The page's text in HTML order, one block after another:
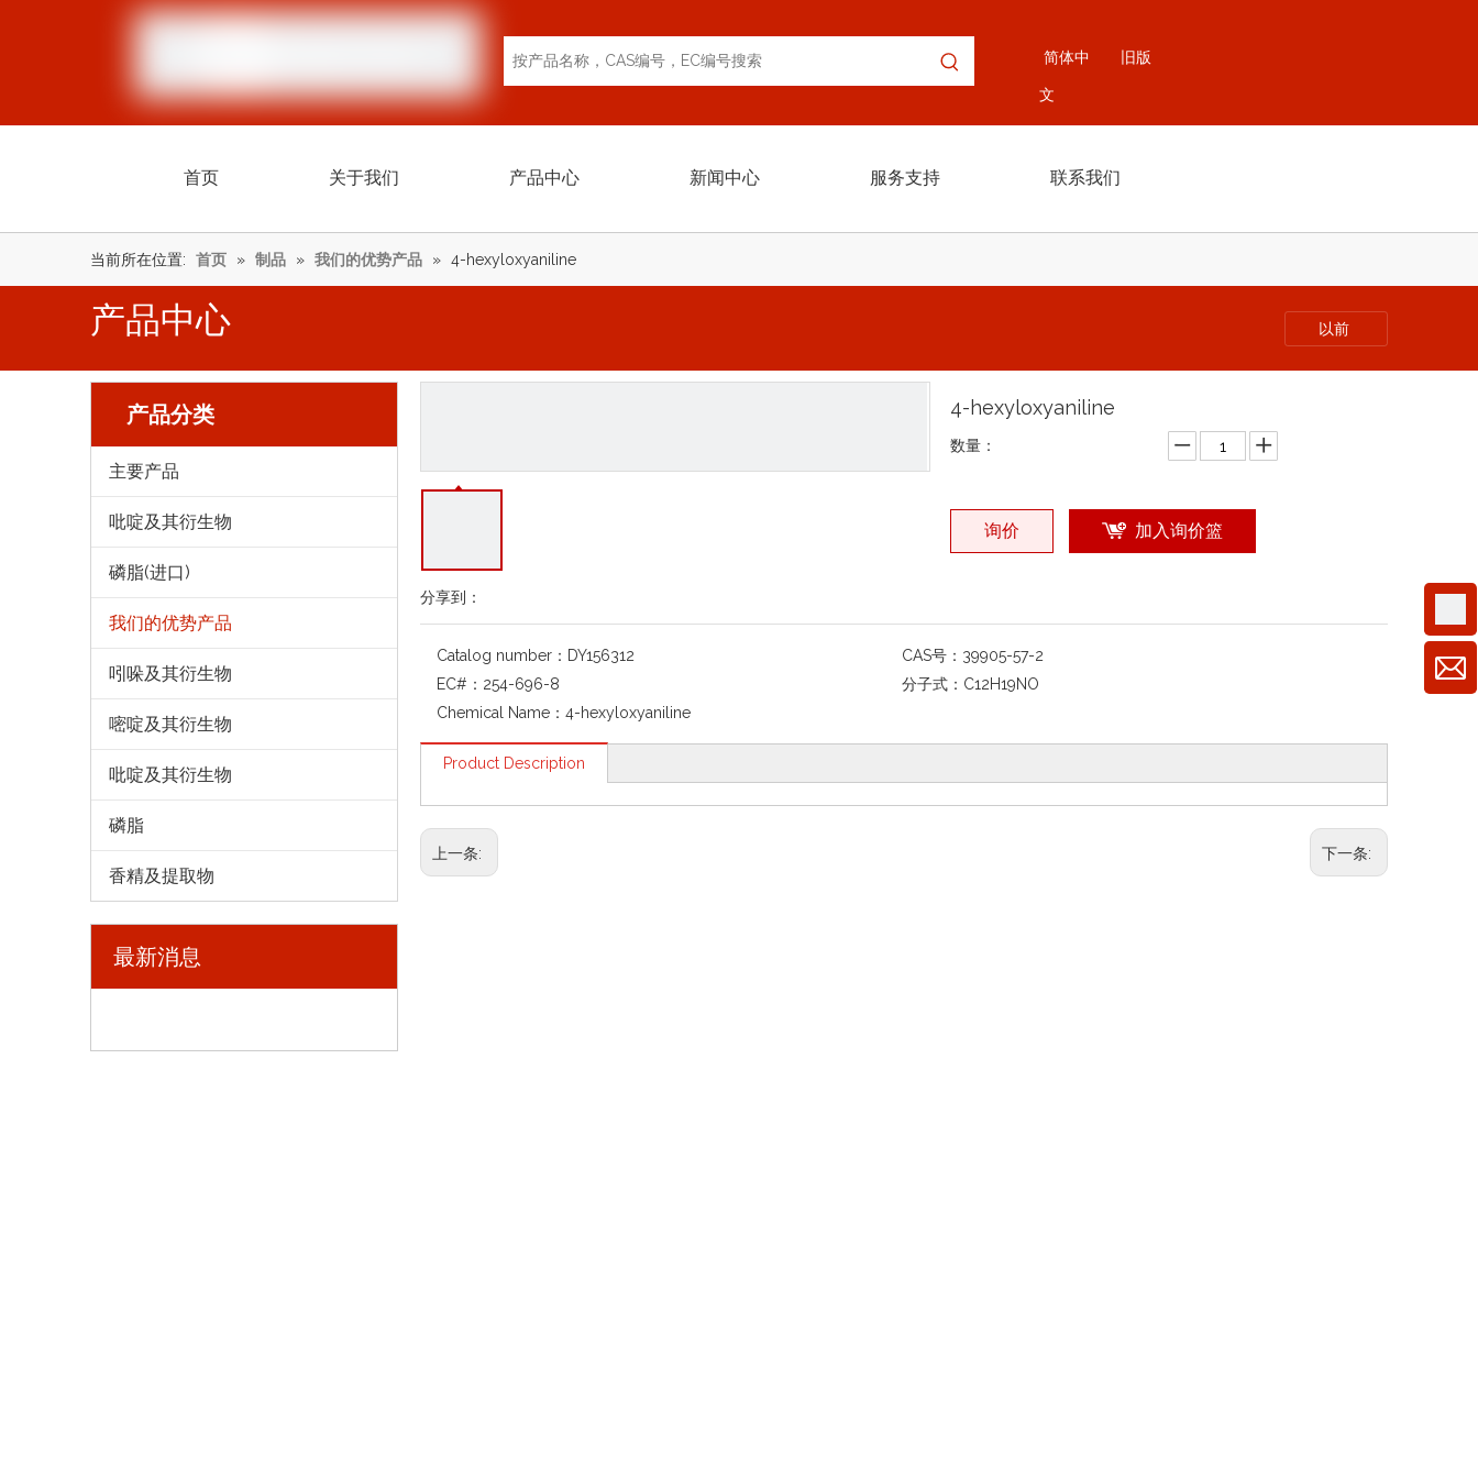
简体中
文
旧版
首页 关于我们 产品中心 新闻中心 服务支持 联系我们
当前所在位置: 首页 » 制品 » 我们的优势产品 » 4-hexyloxyaniline
产品中心 以前
产品分类
主要产品
吡啶及其衍生物
磷脂(进口)
我们的优势产品
吲哚及其衍生物
嘧啶及其衍生物
吡啶及其衍生物
磷脂
香精及提取物
最新消息
分享到：
4-hexyloxyaniline
数量：
询价 加入询价篮
Catalog number： DY156312 CAS号： 39905-57-2
EC#： 254-696-8 分子式： C12H19NO
Chemical Name： 4-hexyloxyaniline
Product Description
上一条: 下一条: